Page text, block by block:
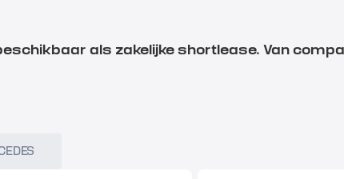
als zakelijke shortlease. Van